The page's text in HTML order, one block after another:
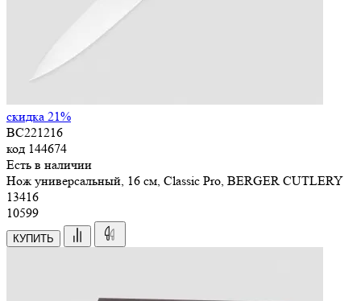
скидка 21%
BC221216
код 144674
Есть в наличии
Нож универсальный, 16 см, Classic Pro, BERGER CUTLERY
13416
10599
КУПИТЬ